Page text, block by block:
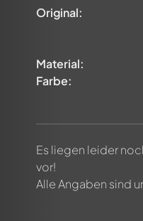
Original:
Material:
Farbe:
Es liegen leider
vor!
Alle Angaben sind